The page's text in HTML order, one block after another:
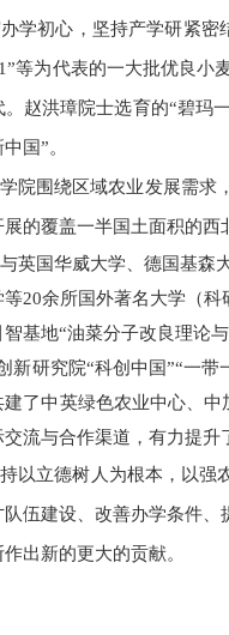
学初心，坚持产学研紧密
等为代表的一大批优良
赵洪璋院士选育的“碧玛
国”。
院围绕区域农业发展需求
展的覆盖一半国土面积的
英国华威大学、德国基森
20余所国外著名大学（
基地“油菜分子改良理论
新研究院“科创中国”“一
了中英绿色农业中心、
流与合作渠道，有力提升
以立德树人为根本，以强
伍建设、改善办学条件、
出新的更大的贡献。